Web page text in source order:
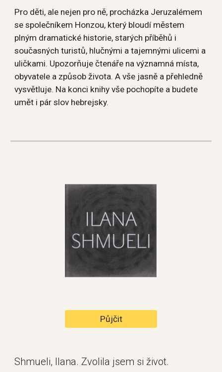
Pro děti, ale nejen pro ně, procházka Jeruzalémem
se společníkem Honzou, který bloudí městem
plným dramatické historie, starých příběhů i
současných turistů, hlučnými a tajemnými ulicemi a
uličkami. Upozorňuje čtenáře na významná místa,
obyvatele a způsob života. A vše jasně a přehledně
vysvětluje. Na konci knihy vše pochopíte a budete
umět i pár slov hebrejsky.
Půjčit
Shmueli, Ilana. Zvolila jsem si život.